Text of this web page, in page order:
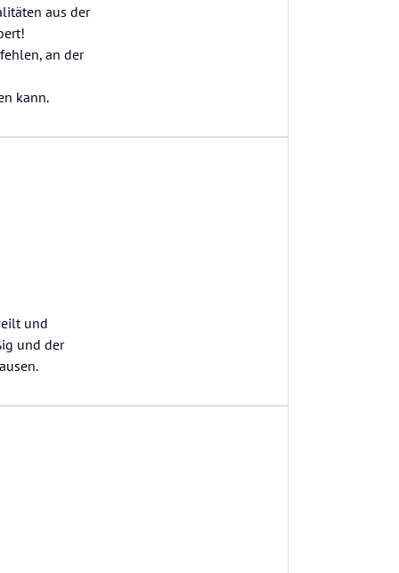
aus der
an der
kann.
und
und der